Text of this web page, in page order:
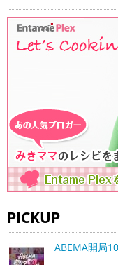
PICKUP
ABEMA開局